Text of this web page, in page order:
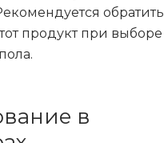
обратить
продукт при выборе
в